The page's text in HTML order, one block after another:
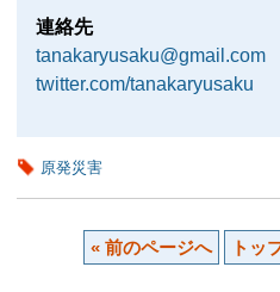
連絡先
tanakaryusaku@gmail.com
twitter.com/tanakaryusaku
原発災害
« 前のページへ トッ